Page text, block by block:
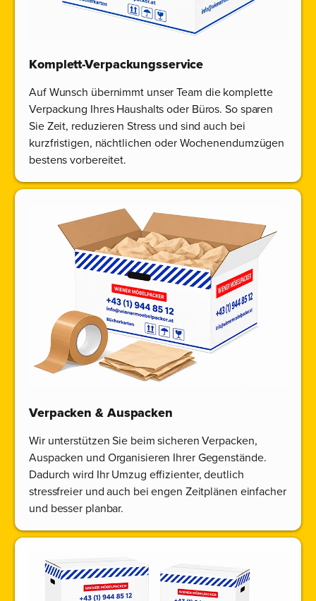
Komplett-Verpackungsservice
Auf Wunsch übernimmt unser Team die komplette
Verpackung Ihres Haushalts oder Büros. So sparen
Sie Zeit, reduzieren Stress und sind auch bei
kurzfristigen, nächtlichen oder Wochenendumzügen
bestens vorbereitet.
Verpacken & Auspacken
Wir unterstützen Sie beim sicheren Verpacken,
Auspacken und Organisieren Ihrer Gegenstände.
Dadurch wird Ihr Umzug effizienter, deutlich
stressfreier und auch bei engen Zeitplänen einfacher
und besser planbar.